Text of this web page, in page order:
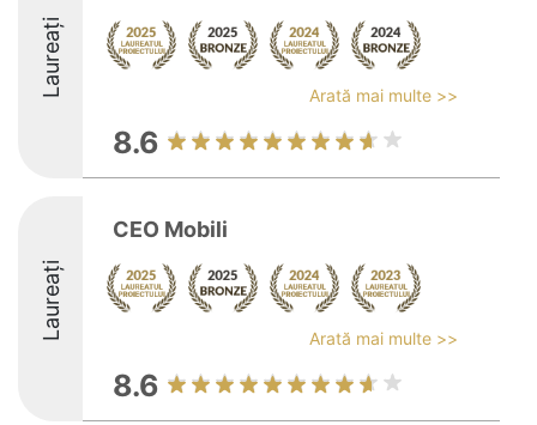
Laureați Arată mai multe >>
8.6
Laureați
CEO Mobili
Arată mai multe >>
8.6